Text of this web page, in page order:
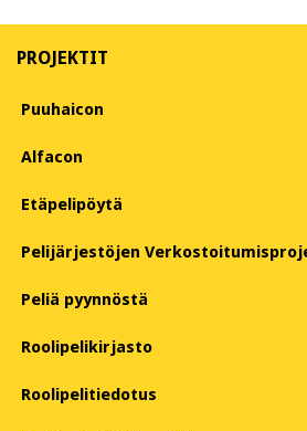
PROJEKTIT
Puuhaicon
Alfacon
Etäpelipöytä
Pelijärjestöjen
Peliä pyynnöstä
Roolipelikirjasto
Roolipelitiedotus